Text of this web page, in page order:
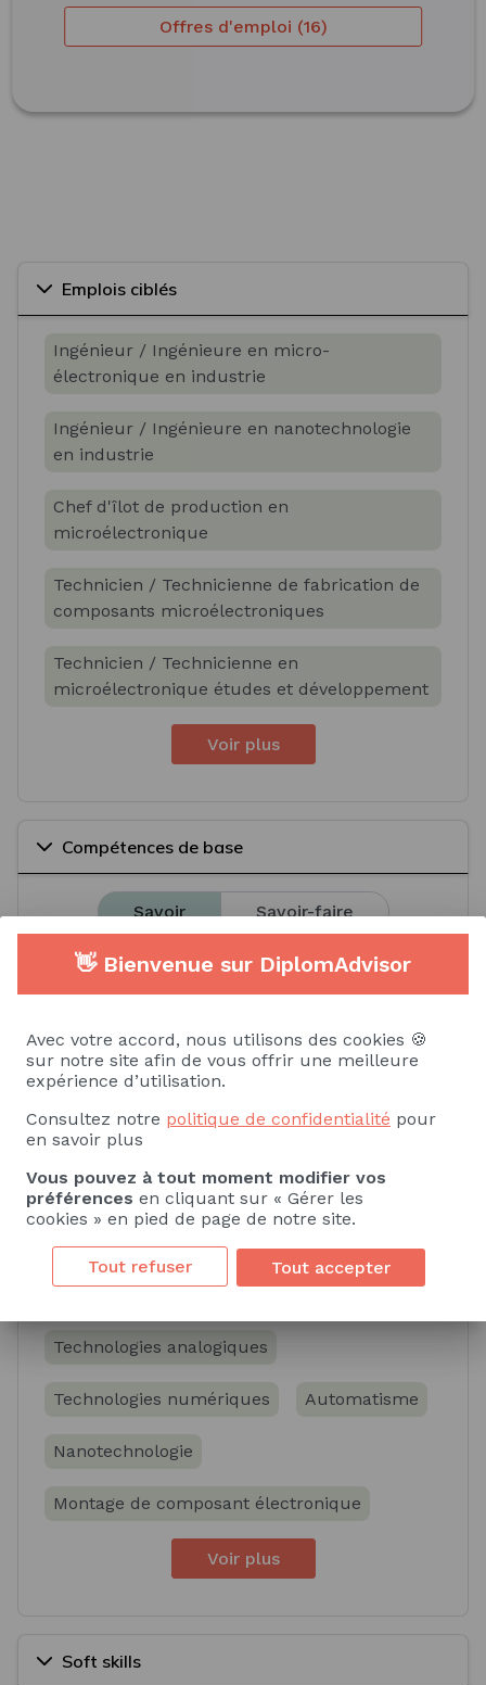
Offres d'emploi (16)
Emplois ciblés
Ingénieur / Ingénieure en micro-
électronique en industrie
Ingénieur / Ingénieure en nanotechnologie
en industrie
Chef d'îlot de production en
microélectronique
Technicien / Technicienne de fabrication de
composants microélectroniques
Technicien / Technicienne en
microélectronique études et développement
Voir plus
Compétences de base
Savoir Savoir-faire
Sciences physiques Électronique
Informatique
Voir plus
Compétences spécifiques
Savoir Savoir-faire
Technologies analogiques
Technologies numériques Automatisme
Nanotechnologie
Montage de composant électronique
Voir plus
Soft skills
👋 Bienvenue sur DiplomAdvisor
Avec votre accord, nous utilisons des cookies 🍪
sur notre site afin de vous offrir une meilleure
expérience d’utilisation.
Consultez notre politique de confidentialité pour
en savoir plus
Vous pouvez à tout moment modifier vos
préférences en cliquant sur « Gérer les
cookies » en pied de page de notre site.
Tout refuser Tout accepter